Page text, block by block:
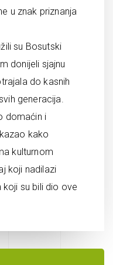
u znak priznanja
su Bosutski
donijeli sjajnu
do kasnih
generacija.
domaćin i
kako
kulturnom
koji nadilazi
su bili dio ove